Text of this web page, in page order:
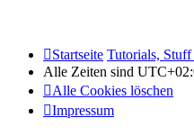
Startseite Tutorials,
Alle Zeiten sind
Alle Cookies löschen
Impressum